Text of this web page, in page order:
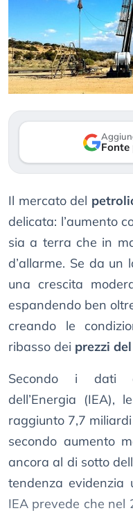
Fonte
Il mercato del
delicata: l’aumento
sia a terra che in
d’allarme. Se da
una crescita
espandendo ben
creando le
ribasso dei prezzi
Secondo i dati
dell’Energia (IEA),
raggiunto 7,7
secondo aumento
ancora al di sotto
tendenza evidenzia
IEA prevede che nel